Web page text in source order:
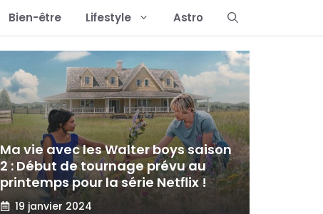
Bien-être Lifestyle Astro
Ma vie avec les Walter boys saison
2 : Début de tournage prévu au
printemps pour la série Netflix !
19 janvier 2024